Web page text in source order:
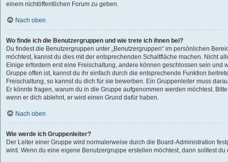
einem nichtöffentlichen Forum zu geben.
Nach oben
Wo finde ich die Benutzergruppen und wie trete ich ihnen bei?
Du findest die Benutzergruppen unter „Benutzergruppen“ im persönlichen
möchtest, kannst du dies mit der entsprechenden Schaltfläche machen. Nicht
Einige erfordern erst eine Freischaltung, andere können geschlossen sein und
Gruppe offen ist, kannst du ihr einfach durch die entsprechende Funktion
Freischaltung, so kannst du dich für sie bewerben. Ein Gruppenleiter muss
Er könnte fragen, warum du in die Gruppe aufgenommen werden möchtest.
wenn er dich ablehnt, er wird einen Grund dafür haben.
Nach oben
Wie werde ich Gruppenleiter?
Der Leiter einer Gruppe wird normalerweise durch die Board-Administration
wird. Wenn du eine eigene Benutzergruppe erstellen möchtest, dann solltest